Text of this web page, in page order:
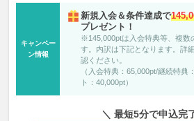
キャンペー
ン情報
新規入会＆条件達成で
プレゼント！
※145,000ptは入会特典等、複数
す。内訳は下記となります。詳
認ください。
（入会特典：65,000pt/継続特典
ト：40,000pt）
＼ 最短5分で申込完